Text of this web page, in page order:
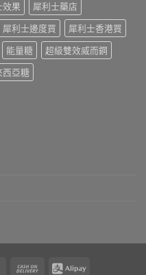
效果
犀利士藥店
犀利士邊度買
犀利士香港買
能量糖
超級雙效威而鋼
西亞糖
MasterCardCash Alipay